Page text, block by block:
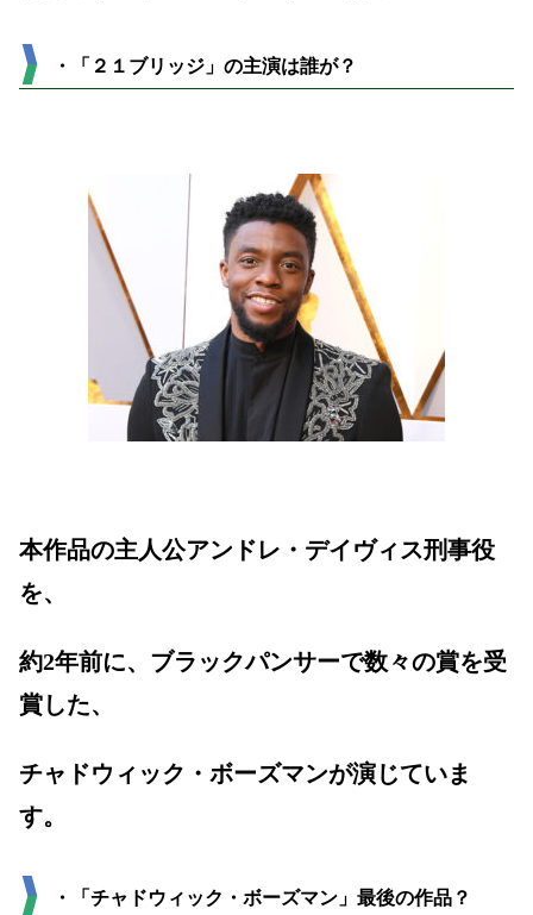
・「２１ブリッジ」の主演は誰が？
本作品の主人公アンドレ・デイヴィス刑事役
を、
約2年前に、ブラックパンサーで数々の賞を受
賞した、
チャドウィック・ボーズマンが演じていま
す。
・「チャドウィック・ボーズマン」最後の作品？